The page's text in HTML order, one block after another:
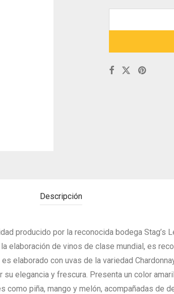
Descripción
producido por la reconocida bodega Stag’s
elaboración de vinos de clase mundial, es
elaborado con uvas de la variedad
elegancia y frescura. Presenta un color
como piña, mango y melón, acompañadas de